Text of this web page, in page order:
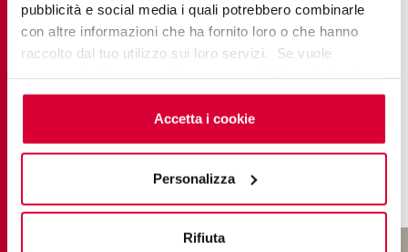
pubblicità e social media i quali potrebbero combinarle
con altre informazioni che ha fornito loro o che hanno
raccolto dal tuo utilizzo sui loro servizi. Se vuole
cookieclicchi qui. Il consenso può essere espresso
cliccando sul tasto “Accetta i cookie”. Se non vuole i
cookie di profilazione può negare il consenso sul tasto
Accetta i cookie
Personalizza
Rifiuta
ELEMENTS LUX
Classic Marble
SCOPRI DI PIÙ